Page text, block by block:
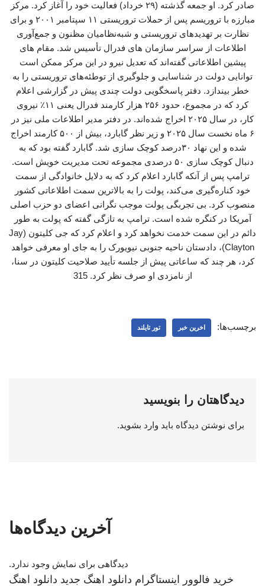
صادر کرد. او جمعه گذشته (۲۹ خرداد) فعالیت خود را آغاز کرد. مرکز
مبارزه با تروریسم پس از حملات تروریستی ۱۱ سپتامبر ۲۰۰۱ و برای
نظارت بر تهدیدهای تروریستی و شبه‌نظامیان مظنون و جمع‌آوری
اطلاعات از سراسر سازمان های فدرال تأسیس شد. مقام های
پیشین اطلاعاتی گفته‌اند که تعدیل نیرو در این مرکز ممکن است
توانایی دولت در شناسایی و جلوگیری از توطئه‌های تروریستی را به
خطر بیندازد. دفتر پاسخگویی دولت چندی پیش در گزارشی اعلام
کرد که در مجموع، حدود ۲۵۶ هزار کارمند فدرال یعنی ۱۱٪ نیروی
کار، در سال ۲۰۲۵ اخراج شده‌اند. در دفتر مدیر اطلاعات ملی نیز در
۶ ماه نخست سال ۲۰۲۵ و زیر نظر گابارد، بیش از ۵۰۰ کارمند اخراج
شده و این نهاد ۳۰درصد کوچک سازی شد. گابارد گفته بود که به
دنبال کوچک سازی ۵۰ درصدی مجموعه تحت مدیریت خویش است.
ترامپ پس از آنکه گابارد اعلام کرد که به دلایل خانوادگی از سمت
خود کناره‌گیری می‌کند، پولت را به بالاترین سمت اطلاعاتی کشور
منصوب کرد. بی تجربگی پولت موجب نگرانی‌ اعضای دو حزب اصلی
آمریکا در کنگره شده است. ترامپ به تازگی گفته که پولت به طور
دائم در این سمت خدمت نخواهد کرد و اعلام کرد که جی کلیتون (Jay
Clayton)، دادستان ناحیه جنوبی نیویورک را به جای او معرفی خواهد
کرد، هر چند که ساعاتی پیش از جلسه تأیید صلاحیت کلیتون در سنا،
از نامزدی او صرف نظر کرد. 315
برچسب‌ها: اخرین خبر تور تایلند
دیدگاهتان را بنویسید
برای نوشتن دیدگاه باید وارد بشوید.
آخرین دیدگاه‌ها
دیدگاهی برای نمایش وجود ندارد.
خرید فالوور اینستاگرام دانلود اهنگ جدید دانلود اهنگ